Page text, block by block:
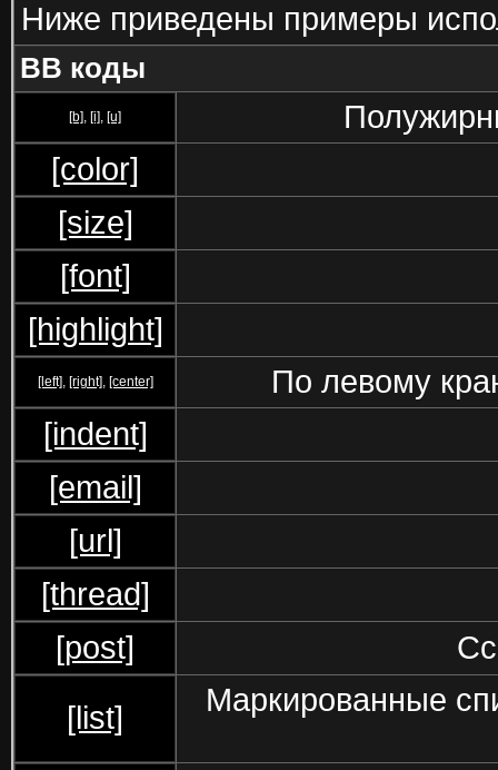
Ниже приведены примеры
BB коды
[b], [i], [u]
[color]
[size]
[font]
[highlight]
[left], [right], [center]
По левому
[indent]
[email]
[url]
[thread]
[post]
[list]
Маркированные